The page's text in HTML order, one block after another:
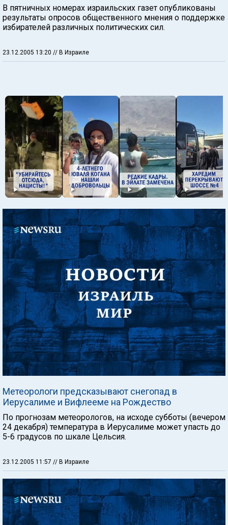
В пятничных номерах израильских газет опубликованы
результаты опросов общественного мнения о поддержке
избирателей различных политических сил.
23.12.2005 13:20 // В Израиле
Метеорологи предсказывают снегопад в
Иерусалиме и Вифлееме на Рождество
По прогнозам метеорологов, на исходе субботы (вечером
24 декабря) температура в Иерусалиме может упасть до
5-6 градусов по шкале Цельсия.
23.12.2005 11:57 // В Израиле